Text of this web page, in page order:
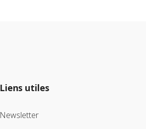
Liens utiles
Newsletter